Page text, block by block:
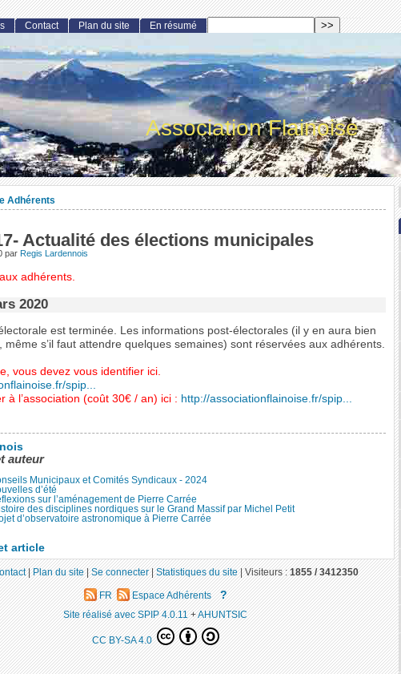
Association Flainoise
Adhérents
Actualité des élections municipales
par Regis Lardennois
adhérents.
2020
est terminée. Les informations post-électorales (il y en aura bien
même s’il faut attendre quelques semaines) sont réservées aux adhérents.
vous devez vous identifier ici.
spip...
à l’association (coût 30€ / an) ici : http://associationflainoise.fr/spip...
auteur
Municipaux et Comités Syndicaux - 2024
d’été
sur l’aménagement de Pierre Carrée
des disciplines nordiques sur le Grand Massif par Michel Petit
d’observatoire astronomique à Pierre Carrée
article
Contact Plan du site En résumé
|Plan du site|Se connecter|Statistiques du site|Visiteurs :1855 / 3412350
FR Espace Adhérents ?
Site réalisé avec SPIP 4.0.11+AHUNTSIC
CC BY-SA 4.0